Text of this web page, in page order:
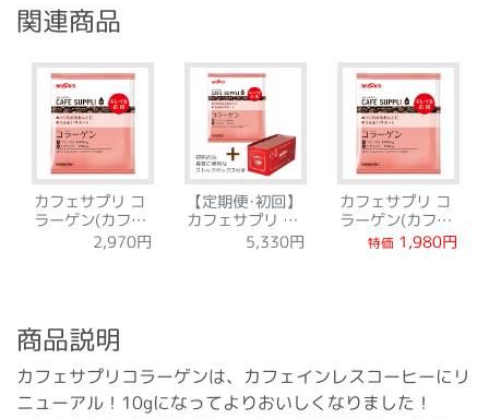
関連商品
カフェサプリ コ
ラーゲン(カフェ
インレス) 15袋
2,970円
【定期便･初回】
カフェサプリ コ
ラーゲン 30袋
5,330円
カフェサプリ コ
ラーゲン(カフェ
インレス) 15日
特価 1,980円
商品説明
カフェサプリコラーゲンは、カフェインレスコーヒーにリ
ニューアル！10gになってよりおいしくなりました！